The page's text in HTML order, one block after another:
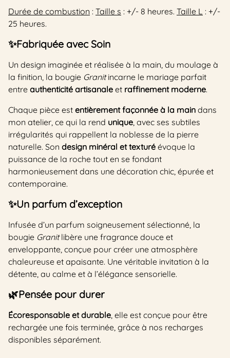
Durée de combustion : Taille s : +/- 8 heures. Taille L : +/-
25 heures.
✨Fabriquée avec Soin
Un design imaginée et réalisée à la main, du moulage à
la finition, la bougie Granitincarne le mariage parfait
entre authenticité artisanale et raffinement moderne.
Chaque pièce est entièrement façonnée à la main dans
mon atelier, ce qui la rend unique, avec ses subtiles
irrégularités qui rappellent la noblesse de la pierre
naturelle. Son design minéral et texturé évoque la
puissance de la roche tout en se fondant
harmonieusement dans une décoration chic, épurée et
contemporaine.
✨Un parfum d’exception
Infusée d’un parfum soigneusement sélectionné, la
bougie Granitlibère une fragrance douce et
enveloppante, conçue pour créer une atmosphère
chaleureuse et apaisante. Une véritable invitation à la
détente, au calme et à l’élégance sensorielle.
🌿Pensée pour durer
Écoresponsable et durable, elle est conçue pour être
rechargée une fois terminée, grâce à nos recharges
disponibles séparément.